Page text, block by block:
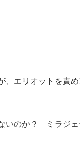
エリオットを責め
いのか？ ミラジ